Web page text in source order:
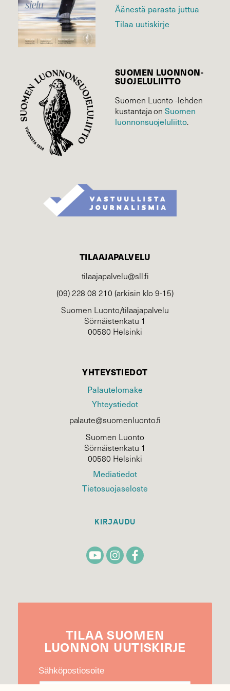
Äänestä parasta juttua
Tilaa uutiskirje
SUOMEN LUONNON­
SUOJELU­LIITTO
Suomen Luonto -lehden
kustantaja onSuomen
luonnonsuojelu­liitto.
TILAAJAPALVELU
tilaajapalvelu@sll.fi
(09) 228 08 210 (arkisin klo 9-15)
Suomen Luonto/tilaajapalvelu
Sörnäistenkatu 1
00580 Helsinki
YHTEYSTIEDOT
Palautelomake
Yhteystiedot
palaute@suomenluonto.fi
Suomen Luonto
Sörnäistenkatu 1
00580 Helsinki
Mediatiedot
Tietosuojaseloste
KIRJAUDU
TILAA SUOMEN
LUONNON UUTIS­KIRJE
Sähköpostiosoite